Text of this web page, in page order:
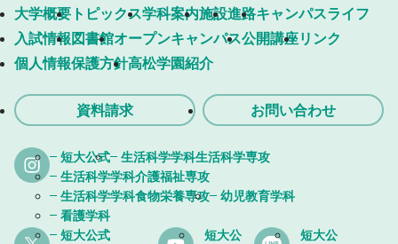
大学概要 トピックス学科案内施設進路キャンパスライフ
入試情報 図書館オープンキャンパス公開講座リンク
個人情報保護方針高松学園紹介
資料請求 お問い合わせ
短大公式
生活科学学科生活科学専攻
生活科学学科介護福祉専攻
生活科学学科食物栄養専攻
幼児教育学科
看護学科
短大公式
短大公 短大公